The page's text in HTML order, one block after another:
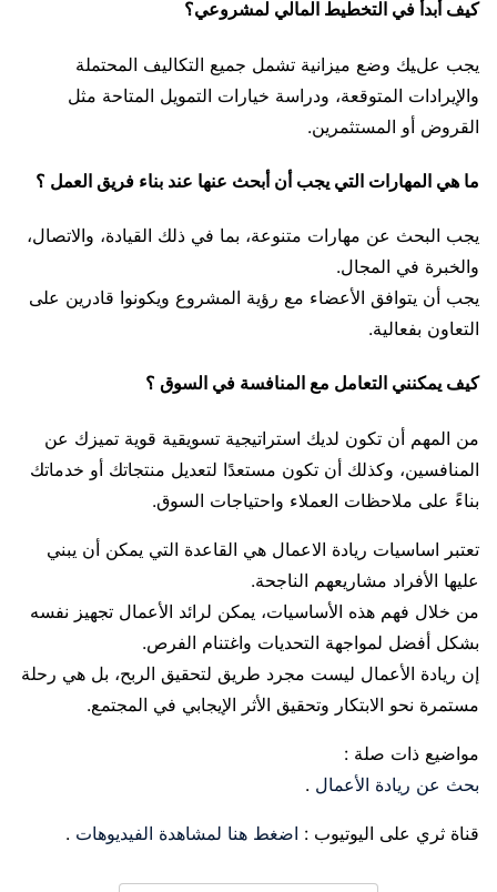
كيف أبدأ في التخطيط المالي لمشروعي؟
يجب عليك وضع ميزانية تشمل جميع التكاليف المحتملة
والإيرادات المتوقعة، ودراسة خيارات التمويل المتاحة مثل
القروض أو المستثمرين.
ما هي المهارات التي يجب أن أبحث عنها عند بناء فريق العمل ؟
يجب البحث عن مهارات متنوعة، بما في ذلك القيادة، والاتصال،
والخبرة في المجال.
يجب أن يتوافق الأعضاء مع رؤية المشروع ويكونوا قادرين على
التعاون بفعالية.
كيف يمكنني التعامل مع المنافسة في السوق ؟
من المهم أن تكون لديك استراتيجية تسويقية قوية تميزك عن
المنافسين، وكذلك أن تكون مستعدًا لتعديل منتجاتك أو خدماتك
بناءً على ملاحظات العملاء واحتياجات السوق.
تعتبر اساسيات ريادة الاعمال هي القاعدة التي يمكن أن يبني
عليها الأفراد مشاريعهم الناجحة.
من خلال فهم هذه الأساسيات، يمكن لرائد الأعمال تجهيز نفسه
بشكل أفضل لمواجهة التحديات واغتنام الفرص.
إن ريادة الأعمال ليست مجرد طريق لتحقيق الربح، بل هي رحلة
مستمرة نحو الابتكار وتحقيق الأثر الإيجابي في المجتمع.
مواضيع ذات صلة :
بحث عن ريادة الأعمال .
قناة ثري على اليوتيوب : اضغط هنا لمشاهدة الفيديوهات .